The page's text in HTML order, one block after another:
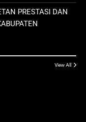
PRESTASI DAN
View All